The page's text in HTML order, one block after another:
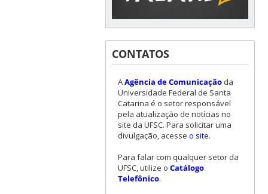
CONTATOS
AAgência de Comunicaçãoda
Universidade Federal de Santa
Catarina é o setor responsável
pela atualização de notícias no
site da UFSC. Para solicitar uma
divulgação, acesse o site.
Para falar com qualquer setor da
UFSC, utilize o Catálogo
Telefônico.